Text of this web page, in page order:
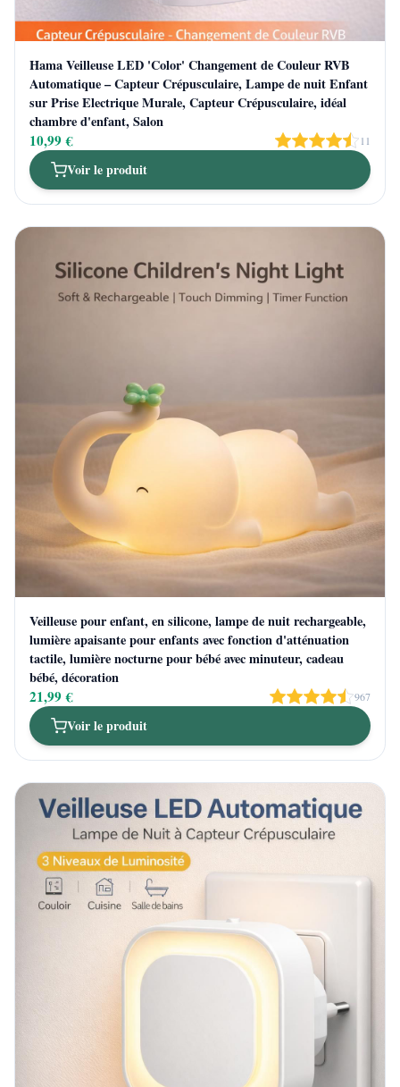
Hama Veilleuse LED 'Color' Changement de Couleur RVB
Automatique – Capteur Crépusculaire, Lampe de nuit Enfant
sur Prise Electrique Murale, Capteur Crépusculaire, idéal
chambre d'enfant, Salon
10,99 € 11
Voir le produit
Veilleuse pour enfant, en silicone, lampe de nuit rechargeable,
lumière apaisante pour enfants avec fonction d'atténuation
tactile, lumière nocturne pour bébé avec minuteur, cadeau
bébé, décoration
21,99 € 967
Voir le produit